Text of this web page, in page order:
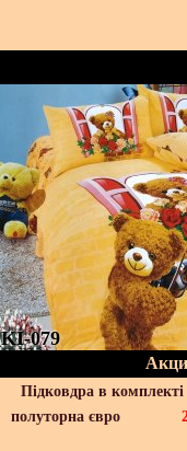
KI-079
Підковдра в
полуторна євро